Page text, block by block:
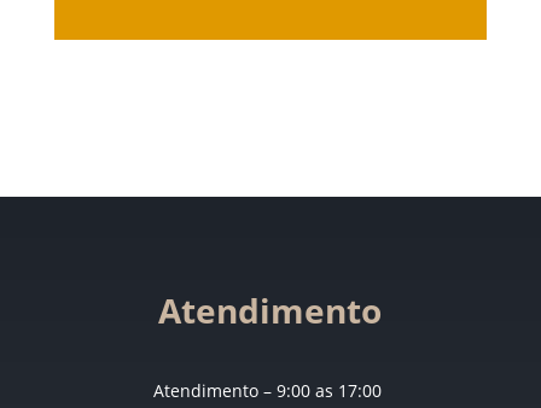
Atendimento
Atendimento – 9:00 as 17:00